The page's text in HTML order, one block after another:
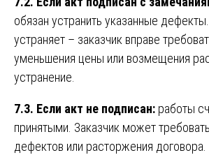
обязан устранить указанные
устраняет – заказчик вправе
уменьшения цены или возмещения
устранение.
7.3. Если акт не подписан: работы
принятыми. Заказчик может
дефектов или расторжения договора.